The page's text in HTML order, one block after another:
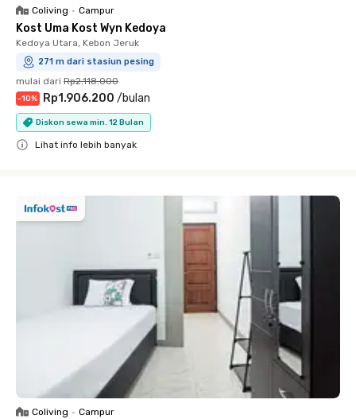
Coliving • Campur
Kost Uma Kost Wyn Kedoya
Kedoya Utara, Kebon Jeruk
271 m dari stasiun pesing
mulai dari Rp2.118.000
-10% Rp1.906.200 /bulan
Diskon sewa min. 12 Bulan
Lihat info lebih banyak
Coliving • Campur